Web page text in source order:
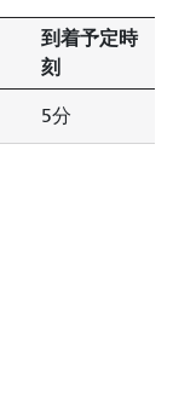
到着予定時
刻
5分